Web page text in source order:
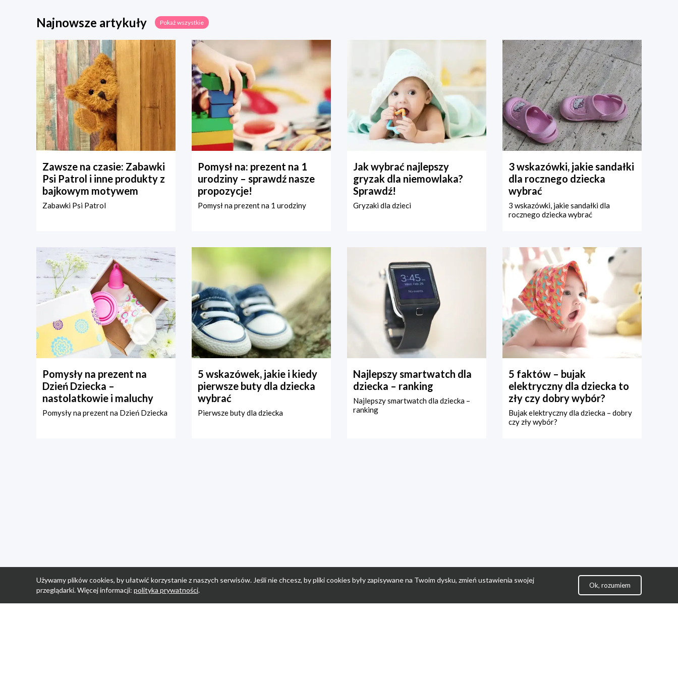
Najnowsze artykuły Pokaż wszystkie
Zawsze na czasie: Zabawki
Psi Patrol i inne produkty z
bajkowym motywem
Zabawki Psi Patrol
Pomysł na: prezent na 1
urodziny – sprawdź nasze
propozycje!
Pomysł na prezent na 1 urodziny
Jak wybrać najlepszy
gryzak dla niemowlaka?
Sprawdź!
Gryzaki dla dzieci
3 wskazówki, jakie sandałki
dla rocznego dziecka
wybrać
3 wskazówki, jakie sandałki dla
rocznego dziecka wybrać
Pomysły na prezent na
Dzień Dziecka –
nastolatkowie i maluchy
Pomysły na prezent na Dzień Dziecka
5 wskazówek, jakie i kiedy
pierwsze buty dla dziecka
wybrać
Pierwsze buty dla dziecka
Najlepszy smartwatch dla
dziecka – ranking
Najlepszy smartwatch dla dziecka –
ranking
5 faktów – bujak
elektryczny dla dziecka to
zły czy dobry wybór?
Bujak elektryczny dla dziecka – dobry
czy zły wybór?
Używamy plików cookies, by ułatwić korzystanie z naszych serwisów. Jeśli nie chcesz, by pliki cookies były zapisywane na Twoim dysku, zmień ustawienia swojej
przeglądarki. Więcej informacji: polityka prywatności.
Ok, rozumiem